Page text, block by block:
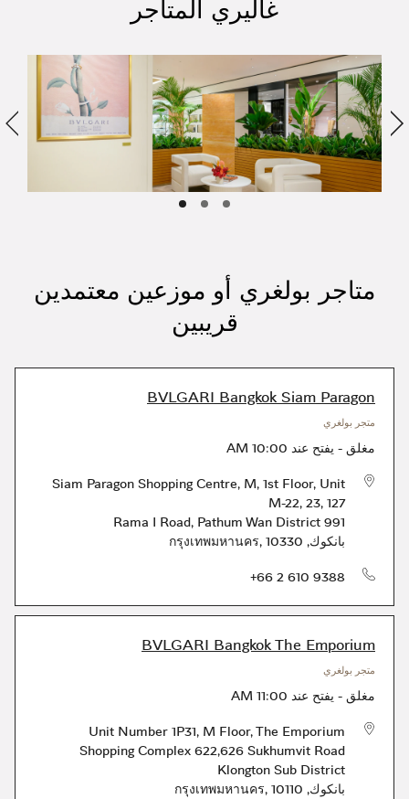
غاليري المتاجر
التالي
متاجر بولغري أو موزعين معتمدين
قريبين
BVLGARI Bangkok Siam Paragon
متجر بولغري
مغلق - يفتح عند 10:00 AM
Siam Paragon Shopping Centre, M, 1st Floor, Unit
M-22, 23, 127
991 Rama I Road
, Pathum Wan District
بانكوك,
กรุงเทพมหานคร, 10330
+66 2 610 9388
BVLGARI Bangkok The Emporium
متجر بولغري
مغلق - يفتح عند 11:00 AM
Unit Number 1P31, M Floor, The Emporium
Shopping Complex 622,626 Sukhumvit Road
Klongton Sub District
بانكوك,
กรุงเทพมหานคร, 10110